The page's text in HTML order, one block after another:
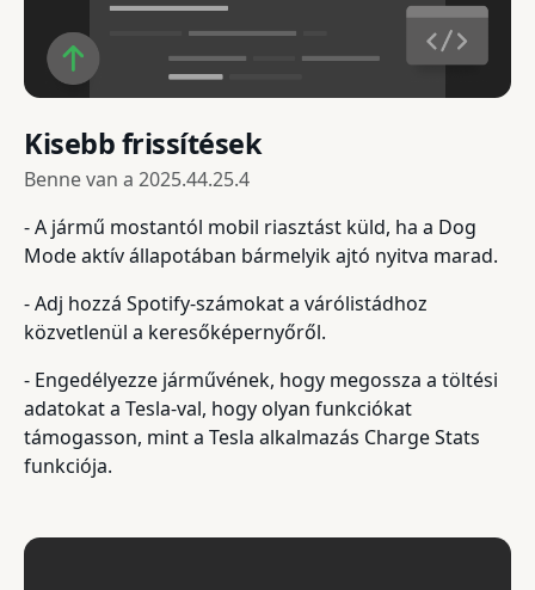
Kisebb frissítések
Benne van a 2025.44.25.4
- A jármű mostantól mobil riasztást küld, ha a Dog
Mode aktív állapotában bármelyik ajtó nyitva marad.
- Adj hozzá Spotify-számokat a várólistádhoz
közvetlenül a keresőképernyőről.
- Engedélyezze járművének, hogy megossza a töltési
adatokat a Tesla-val, hogy olyan funkciókat
támogasson, mint a Tesla alkalmazás Charge Stats
funkciója.